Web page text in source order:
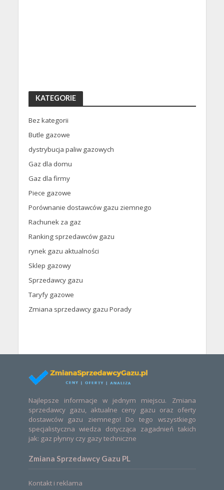
KATEGORIE
Bez kategorii
Butle gazowe
dystrybucja paliw gazowych
Gaz dla domu
Gaz dla firmy
Piece gazowe
Porównanie dostawców gazu ziemnego
Rachunek za gaz
Ranking sprzedawców gazu
rynek gazu aktualności
Sklep gazowy
Sprzedawcy gazu
Taryfy gazowe
Zmiana sprzedawcy gazu Porady
Najlepsze informacje w jednym miejscu. Zmiana
sprzedawcy gazu, aktualne ceny gazu oraz oferty
dostawców gazu ziemnego! Do tego wszystkiego
specjalistyczna wiedza dotycząca zagadnień takich
jak: gaz płynny czy gazy techniczne
Zmiana Sprzedawcy Gazu PL
Kontakt i reklama